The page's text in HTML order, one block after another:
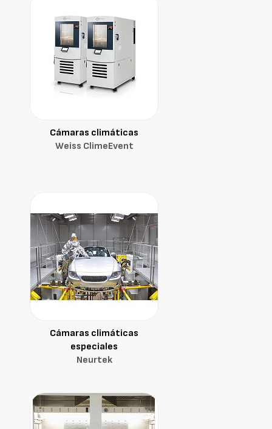
Cámaras climáticas
Weiss ClimeEvent
Cámaras climáticas
especiales
Neurtek